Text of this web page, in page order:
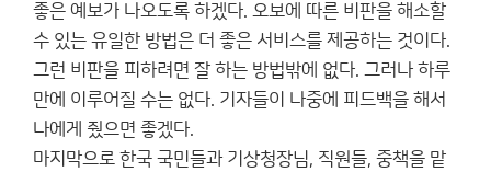
좋은 예보가 나오도록 하겠다. 오보에 따른 비판을 해소할
수 있는 유일한 방법은 더 좋은 서비스를 제공하는 것이다.
그런 비판을 피하려면 잘 하는 방법밖에 없다. 그러나 하루
만에 이루어질 수는 없다. 기자들이 나중에 피드백을 해서
나에게 줬으면 좋겠다.
마지막으로 한국 국민들과 기상청장님, 직원들, 중책을 맡